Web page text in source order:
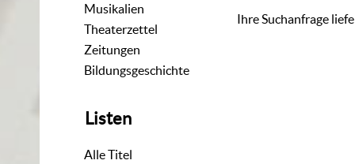
Musikalien
Theaterzettel
Zeitungen
Bildungsgeschichte
Listen
Alle Titel
Ihre Suchanfrage